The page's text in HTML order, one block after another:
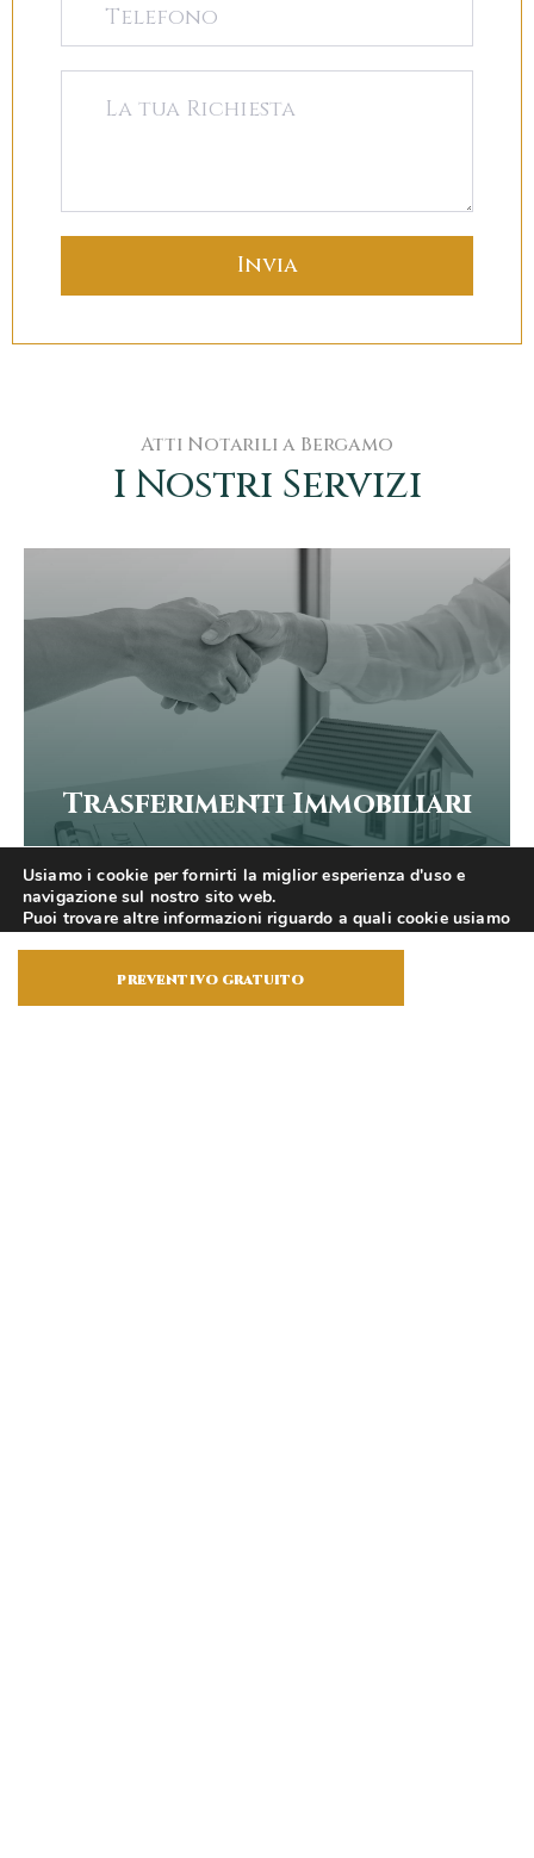
Atti Notarili a Bergamo
I Nostri Servizi
Trasferimenti Immobiliari
o vendi un immobile
Scopri di più
preventivo gratuito
Usiamo i cookie per fornirti la miglior esperienza d'uso e
navigazione sul nostro sito web.
Puoi trovare altre informazioni riguardo a quali cookie usiamo
sul sito o disabilitarli nelleimpostazioni.